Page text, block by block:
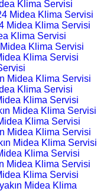
Klima Servisi
Midea Klima Servisi
Midea Klima Servisi
Klima Servisi
Klima Servisi
Klima Servisi
Midea Klima Servisi
Klima Servisi
Klima Servisi
Midea Klima Servisi
Klima Servisi
Midea Klima Servisi
Midea Klima Servisi
Klima Servisi
Midea Klima Servisi
Klima Servisi
Midea Klima